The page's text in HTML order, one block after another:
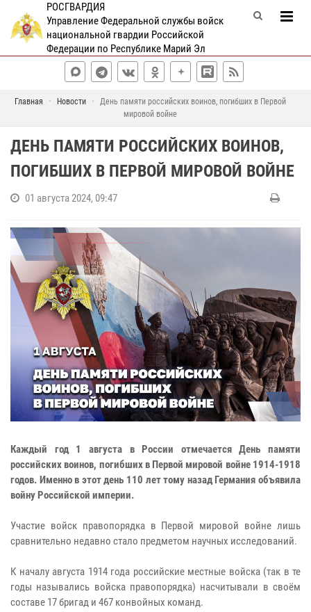
РОСГВАРДИЯ
Управление Федеральной службы войск
национальной гвардии Российской
Федерации по Республике Марий Эл
Главная Новости
День памяти российских воинов, погибших в Первой
мировой войне
ДЕНЬ ПАМЯТИ РОССИЙСКИХ ВОИНОВ,
ПОГИБШИХ В ПЕРВОЙ МИРОВОЙ ВОЙНЕ
01 августа 2024, 09:47
Каждый год 1 августа в России отмечается День памяти
российских воинов, погибших в Первой мировой войне 1914-1918
годов. Именно в этот день 110 лет тому назад Германия объявила
войну Российской империи.
Участие войск правопорядка в Первой мировой войне лишь
сравнительно недавно стало предметом научных исследований.
К началу августа 1914 года российские местные войска (так в те
годы назывались войска правопорядка) насчитывали в своём
составе 17 бригад и 467 конвойных команд.